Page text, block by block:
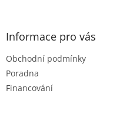
Informace pro vás
Obchodní podmínky
Poradna
Financování